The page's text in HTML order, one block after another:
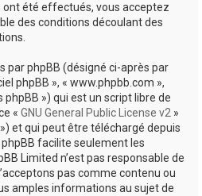
été effectués, vous acceptez
des conditions découlant des
par phpBB (désigné ci-après par
phpBB », « www.phpbb.com »,
phpBB ») qui est un script libre de
« GNU General Public License v2 »
et qui peut être téléchargé depuis
phpBB facilite seulement les
Limited n’est pas responsable de
pas comme contenu ou
amples informations au sujet de